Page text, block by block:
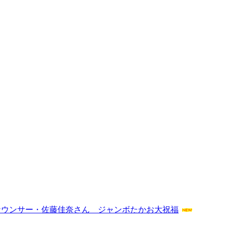
ンサー・佐藤佳奈さん ジャンボたかお大祝福